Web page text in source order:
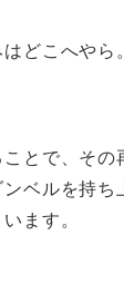
どこへや
とで、そ
ベルを持
ます。